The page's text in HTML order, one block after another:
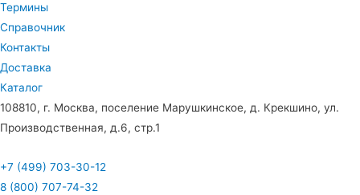
Термины
Справочник
Контакты
Доставка
Каталог
108810, г. Москва, поселение Марушкинское, д. Крекшино, ул.
Производственная, д.6, стр.1
+7 (499) 703-30-12
8 (800) 707-74-32